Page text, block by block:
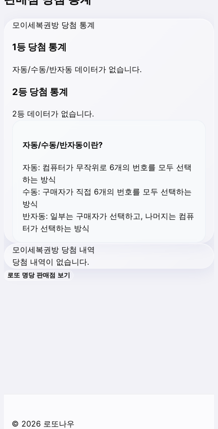
모이세복권방 당첨 통계
1등 당첨 통계
자동/수동/반자동 데이터가 없습니다.
2등 당첨 통계
2등 데이터가 없습니다.
자동/수동/반자동이란?
자동: 컴퓨터가 무작위로 6개의 번호를 모두 선택
하는 방식
수동: 구매자가 직접 6개의 번호를 모두 선택하는
방식
반자동: 일부는 구매자가 선택하고, 나머지는 컴퓨
터가 선택하는 방식
모이세복권방 당첨 내역
당첨 내역이 없습니다.
로또 명당 판매점 보기
© 2026 로또나우